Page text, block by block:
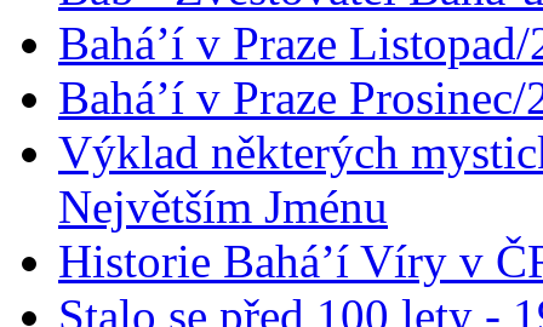
Bahá’í v Praze
Bahá’í v Praze Prosinec/
Výklad některých
Největším Jménu
Historie Bahá’í Víry v
Stalo se před 100 lety -